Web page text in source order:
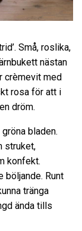
Små, roslika,
nästan
crèmevit med
rosa för att i
dröm.
bladen.
struket,
konfekt.
böljande. Runt
tränga
ända tills